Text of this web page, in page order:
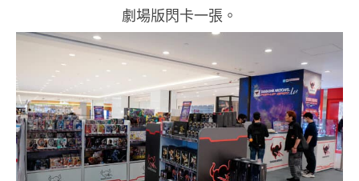
劇場版閃卡一張。